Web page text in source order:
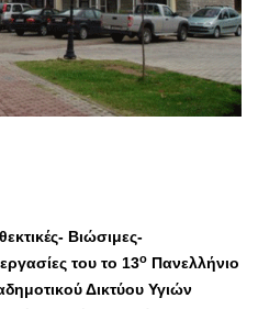
Βιώσιμες-
του το 13ο Πανελλήνιο
Δικτύου Υγιών